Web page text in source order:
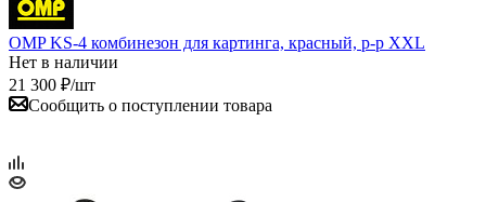
OMP KS-4 комбинезон для картинга, красный, р-р XXL
Нет в наличии
21 300 ₽/шт
Сообщить о поступлении товара